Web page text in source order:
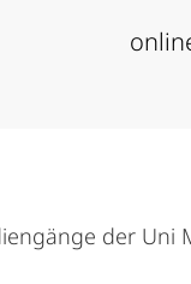
der